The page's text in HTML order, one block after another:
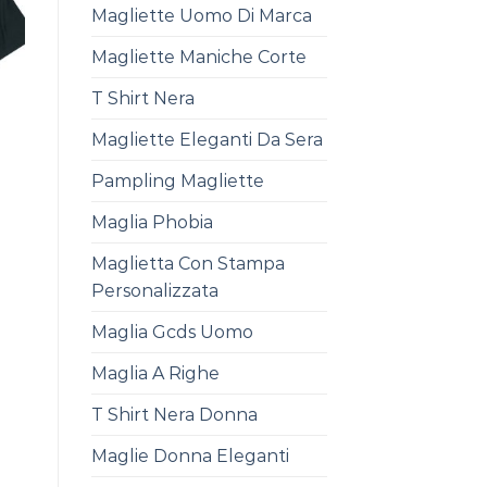
Magliette Uomo Di Marca
Magliette Maniche Corte
T Shirt Nera
Magliette Eleganti Da Sera
Pampling Magliette
Maglia Phobia
Maglietta Con Stampa
Personalizzata
Maglia Gcds Uomo
Maglia A Righe
T Shirt Nera Donna
Maglie Donna Eleganti